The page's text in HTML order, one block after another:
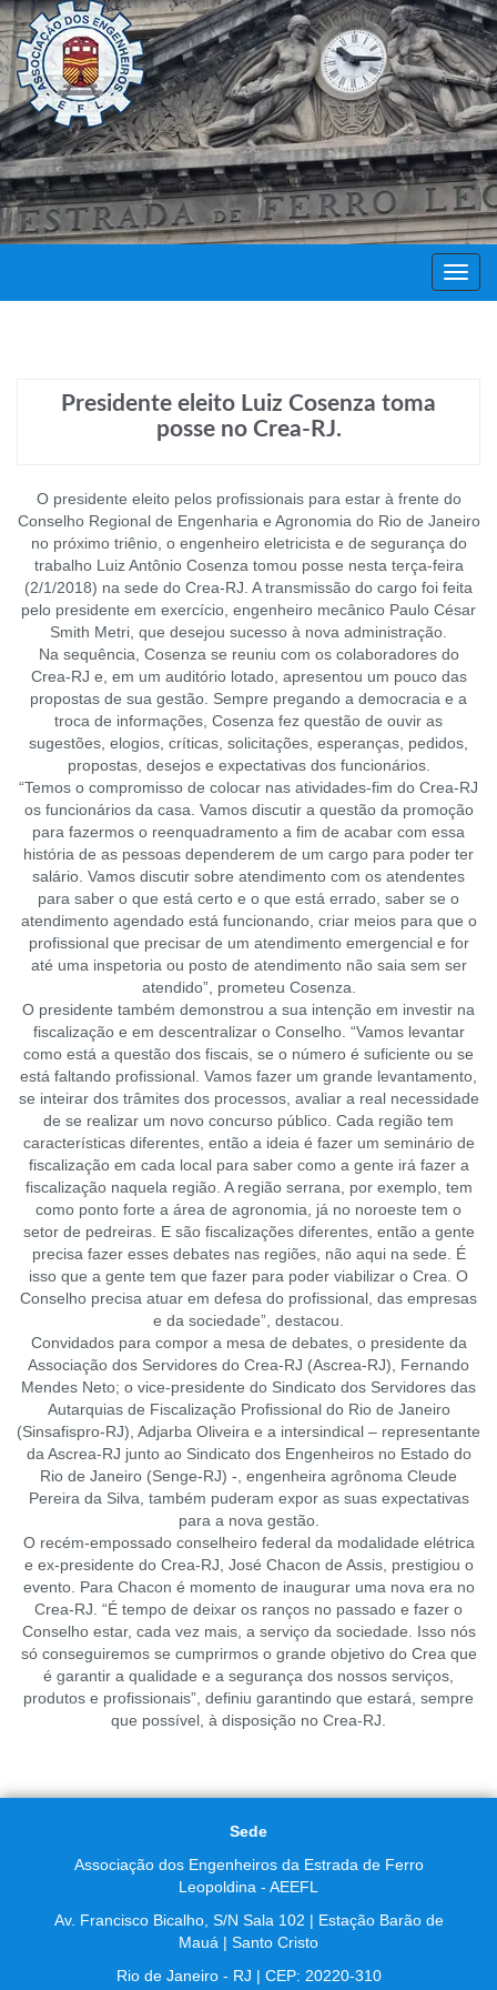
Presidente eleito Luiz Cosenza toma
posse no Crea-RJ.
O presidente eleito pelos profissionais para estar à frente do
Conselho Regional de Engenharia e Agronomia do Rio de Janeiro
no próximo triênio, o engenheiro eletricista e de segurança do
trabalho Luiz Antônio Cosenza tomou posse nesta terça-feira
(2/1/2018) na sede do Crea-RJ. A transmissão do cargo foi feita
pelo presidente em exercício, engenheiro mecânico Paulo César
Smith Metri, que desejou sucesso à nova administração.
Na sequência, Cosenza se reuniu com os colaboradores do
Crea-RJ e, em um auditório lotado, apresentou um pouco das
propostas de sua gestão. Sempre pregando a democracia e a
troca de informações, Cosenza fez questão de ouvir as
sugestões, elogios, críticas, solicitações, esperanças, pedidos,
propostas, desejos e expectativas dos funcionários.
“Temos o compromisso de colocar nas atividades-fim do Crea-RJ
os funcionários da casa. Vamos discutir a questão da promoção
para fazermos o reenquadramento a fim de acabar com essa
história de as pessoas dependerem de um cargo para poder ter
salário. Vamos discutir sobre atendimento com os atendentes
para saber o que está certo e o que está errado, saber se o
atendimento agendado está funcionando, criar meios para que o
profissional que precisar de um atendimento emergencial e for
até uma inspetoria ou posto de atendimento não saia sem ser
atendido”, prometeu Cosenza.
O presidente também demonstrou a sua intenção em investir na
fiscalização e em descentralizar o Conselho. “Vamos levantar
como está a questão dos fiscais, se o número é suficiente ou se
está faltando profissional. Vamos fazer um grande levantamento,
se inteirar dos trâmites dos processos, avaliar a real necessidade
de se realizar um novo concurso público. Cada região tem
características diferentes, então a ideia é fazer um seminário de
fiscalização em cada local para saber como a gente irá fazer a
fiscalização naquela região. A região serrana, por exemplo, tem
como ponto forte a área de agronomia, já no noroeste tem o
setor de pedreiras. E são fiscalizações diferentes, então a gente
precisa fazer esses debates nas regiões, não aqui na sede. É
isso que a gente tem que fazer para poder viabilizar o Crea. O
Conselho precisa atuar em defesa do profissional, das empresas
e da sociedade”, destacou.
Convidados para compor a mesa de debates, o presidente da
Associação dos Servidores do Crea-RJ (Ascrea-RJ), Fernando
Mendes Neto; o vice-presidente do Sindicato dos Servidores das
Autarquias de Fiscalização Profissional do Rio de Janeiro
(Sinsafispro-RJ), Adjarba Oliveira e a intersindical – representante
da Ascrea-RJ junto ao Sindicato dos Engenheiros no Estado do
Rio de Janeiro (Senge-RJ) -, engenheira agrônoma Cleude
Pereira da Silva, também puderam expor as suas expectativas
para a nova gestão.
O recém-empossado conselheiro federal da modalidade elétrica
e ex-presidente do Crea-RJ, José Chacon de Assis, prestigiou o
evento. Para Chacon é momento de inaugurar uma nova era no
Crea-RJ. “É tempo de deixar os ranços no passado e fazer o
Conselho estar, cada vez mais, a serviço da sociedade. Isso nós
só conseguiremos se cumprirmos o grande objetivo do Crea que
é garantir a qualidade e a segurança dos nossos serviços,
produtos e profissionais”, definiu garantindo que estará, sempre
que possível, à disposição no Crea-RJ.
Sede
Associação dos Engenheiros da Estrada de Ferro
Leopoldina - AEEFL
Av. Francisco Bicalho, S/N Sala 102 | Estação Barão de
Mauá | Santo Cristo
Rio de Janeiro - RJ | CEP: 20220-310